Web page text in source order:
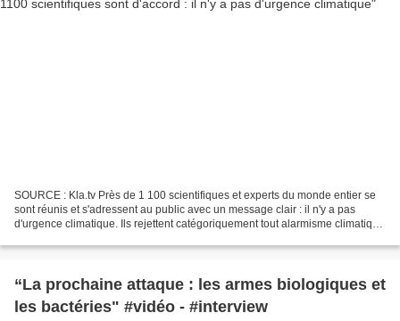
SOURCE : Kla.tv Près de 1 100 scientifiques et experts du monde entier se
sont réunis et s'adressent au public avec un message clair : il n'y a pas
d'urgence climatique. Ils rejettent catégoriquement tout alarmisme climatique
“La prochaine attaque : les armes biologiques et
les bactéries" #vidéo - #interview